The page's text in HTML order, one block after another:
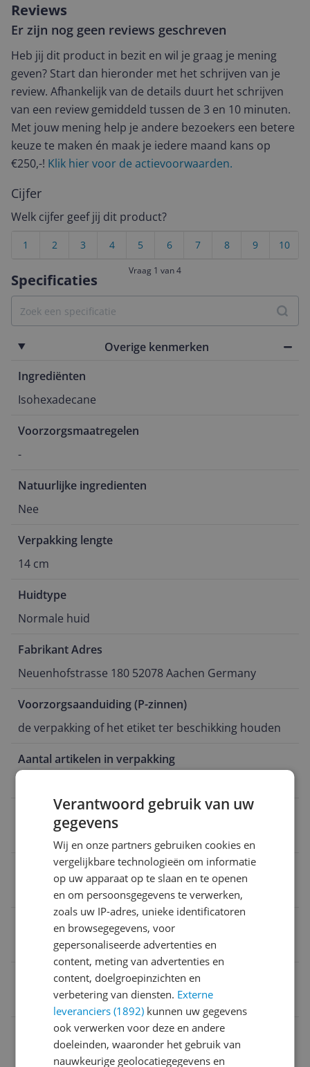
Specificaties
Overige kenmerken
Ingrediënten
Isohexadecane
Voorzorgsmaatregelen
-
Natuurlijke ingredienten
Nee
Verpakking lengte
14 cm
Huidtype
Normale huid
Fabrikant Adres
Neuenhofstrasse 180 52078 Aachen Germany
Voorzorgsaanduiding (P-zinnen)
de verpakking of het etiket ter beschikking houden
Aantal artikelen in verpakking
Fabrikant Naam
Land van oorsprong
Europa
Substantie
Houdbaarheid gesloten product
Langer dan 30 maanden houdbaar
Parfumvrij
Reviews
Er zijn nog geen reviews geschreven
Heb jij dit product in bezit en wil je graag je mening
geven? Start dan hieronder met het schrijven van je
review. Afhankelijk van de details duurt het schrijven
van een review gemiddeld tussen de 3 en 10 minuten.
Met jouw mening help je andere bezoekers een betere
keuze te maken én maak je iedere maand kans op
€250,-! Klik hier voor de actievoorwaarden.
Cijfer
Welk cijfer geef jij dit product?
10
9
8
7
6
5
4
3
2
1
Vraag 1 van 4
Verantwoord gebruik van uw
gegevens
Wij en onze partners gebruiken cookies en
vergelijkbare technologieën om informatie
op uw apparaat op te slaan en te openen
en om persoonsgegevens te verwerken,
zoals uw IP-adres, unieke identificatoren
en browsegegevens, voor
gepersonaliseerde advertenties en
content, meting van advertenties en
content, doelgroepinzichten en
verbetering van diensten. Externe
leveranciers (1892) kunnen uw gegevens
ook verwerken voor deze en andere
doeleinden, waaronder het gebruik van
nauwkeurige geolocatiegegevens en